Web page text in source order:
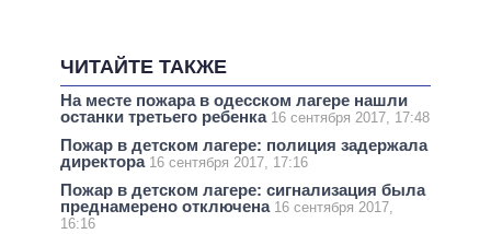
ЧИТАЙТЕ ТАКЖЕ
На месте пожара в одесском лагере нашли
останки третьего ребенка 16 сентября 2017, 17:48
Пожар в детском лагере: полиция задержала
директора 16 сентября 2017, 17:16
Пожар в детском лагере: сигнализация была
преднамерено отключена 16 сентября 2017,
16:16